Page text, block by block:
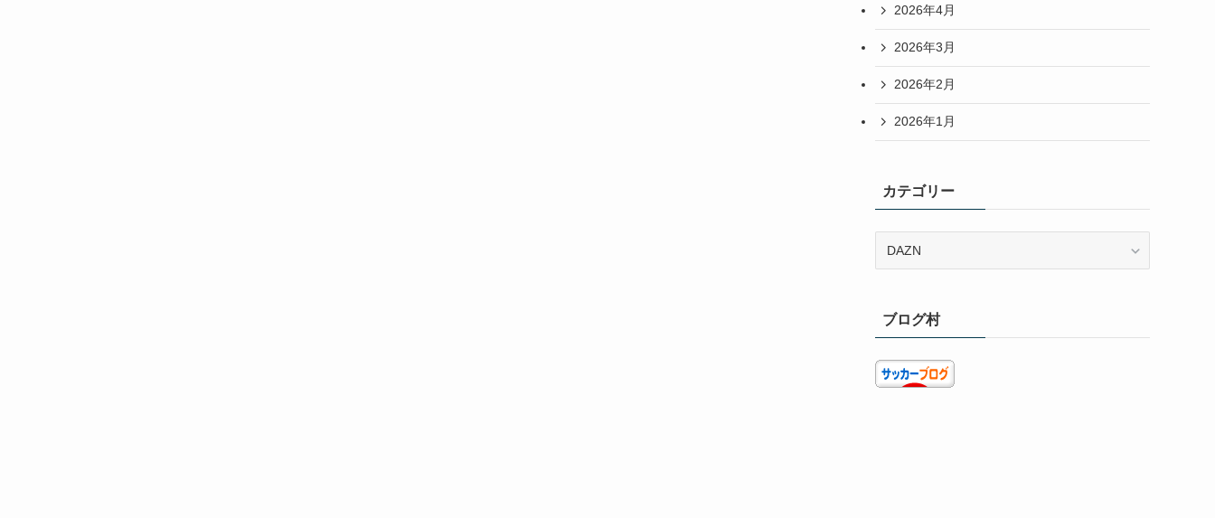
2026年4月
2026年3月
2026年2月
2026年1月
カテゴリー
ーブログ村